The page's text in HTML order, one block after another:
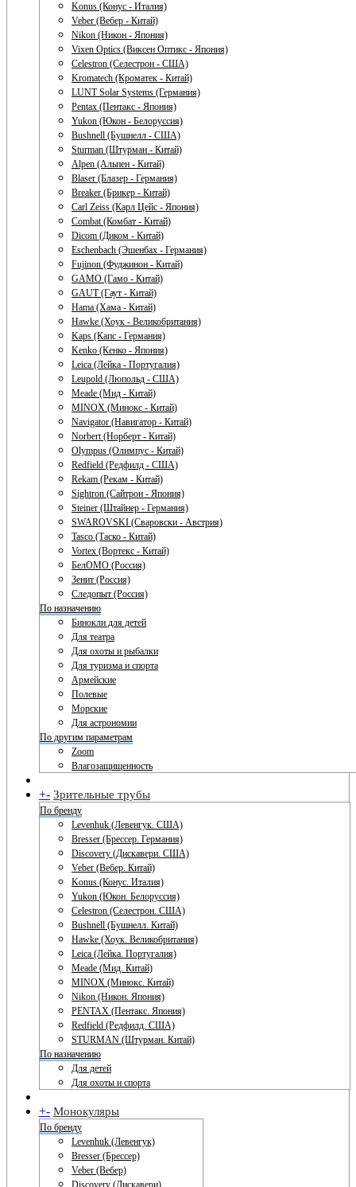
Konus (Конус - Италия)
Veber (Вебер - Китай)
Nikon (Никон - Япония)
Vixen Optics (Виксен Оптикс - Япония)
Celestron (Селестрон - США)
Kromatech (Кроматек - Китай)
LUNT Solar Systems (Германия)
Pentax (Пентакс - Япония)
Yukon (Юкон - Белоруссия)
Bushnell (Бушнелл - США)
Sturman (Штурман - Китай)
Alpen (Альпен - Китай)
Blaser (Блазер - Германия)
Breaker (Брикер - Китай)
Carl Zeiss (Карл Цейс - Япония)
Combat (Комбат - Китай)
Dicom (Диком - Китай)
Eschenbach (Эшенбах - Германия)
Fujinon (Фуджинон - Китай)
GAMO (Гамо - Китай)
GAUT (Гаут - Китай)
Hama (Хама - Китай)
Hawke (Хоук - Великобритания)
Kaps (Капс - Германия)
Kenko (Кенко - Япония)
Leica (Лейка - Португалия)
Leupold (Люпольд - США)
Meade (Мид - Китай)
MINOX (Минокс - Китай)
Navigator (Навигатор - Китай)
Norbert (Норберт - Китай)
Olympus (Олимпус - Китай)
Redfield (Редфилд - США)
Rekam (Рекам - Китай)
Sightron (Сайтрон - Япония)
Steiner (Штайнер - Германия)
SWAROVSKI (Сваровски - Австрия)
Tasco (Таско - Китай)
Vortex (Вортекс - Китай)
БелОМО (Россия)
Зенит (Россия)
Следопыт (Россия)
По назначению
Бинокли для детей
Для театра
Для охоты и рыбалки
Для туризма и спорта
Армейские
Полевые
Морские
Для астрономии
По другим параметрам
Zoom
Влагозащищенность
+- Зрительные трубы
По бренду
Levenhuk (Левенгук. США)
Bresser (Брессер. Германия)
Discovery (Дискавери. США)
Veber (Вебер. Китай)
Konus (Конус. Италия)
Yukon (Юкон. Белоруссия)
Celestron (Селестрон. США)
Bushnell (Бушнелл. Китай)
Hawke (Хоук. Великобритания)
Leica (Лейка. Португалия)
Meade (Мид. Китай)
MINOX (Минокс. Китай)
Nikon (Никон. Япония)
PENTAX (Пентакс. Япония)
Redfield (Редфилд. США)
STURMAN (Штурман. Китай)
По назначению
Для детей
Для охоты и спорта
+- Монокуляры
По бренду
Levenhuk (Левенгук)
Bresser (Брессер)
Veber (Вебер)
Discovery (Дискавери)